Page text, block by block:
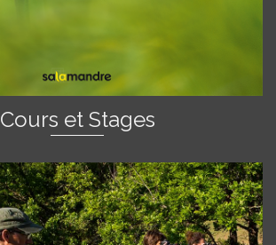
Cours et Stages